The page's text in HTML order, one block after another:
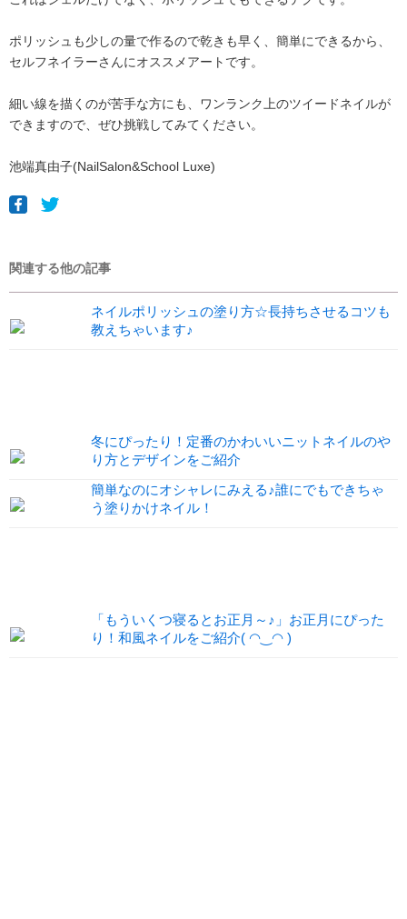
ポリッシュも少しの量で作るので乾きも早く、簡単にできるから、
セルフネイラーさんにオススメアートです。
細い線を描くのが苦手な方にも、ワンランク上のツイードネイルが
できますので、ぜひ挑戦してみてください。
池端真由子(NailSalon&School Luxe)
関連する他の記事
ネイルポリッシュの塗り方☆長持ちさせるコツも
教えちゃいます♪
冬にぴったり！定番のかわいいニットネイルのや
り方とデザインをご紹介
簡単なのにオシャレにみえる♪誰にでもできちゃ
う塗りかけネイル！
「もういくつ寝るとお正月～♪」お正月にぴった
り！和風ネイルをご紹介( ◠‿◠ )